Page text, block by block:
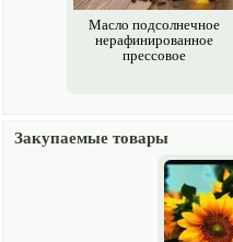
Масло подсолнечное
нерафинированное
прессовое
Закупаемые товары